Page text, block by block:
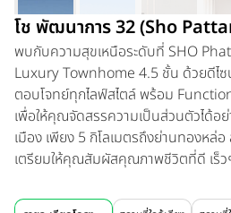
โช พัฒนาการ 32 (Sho
พบกับความสุขเหนือระดับที่ SHO
Luxury Townhome 4.5 ชั้น ด้วยดีไ
ตอบโจทย์ทุกไลฟ์สไตล์ พร้อม
เพื่อให้คุณจัดสรรความเป็นส่วนตัวได้อ
เมือง เพียง 5 กิโลเมตรถึงย่านทองหล่
เตรียมให้คุณสัมผัสคุณภาพชีวิตที่ดี เร็